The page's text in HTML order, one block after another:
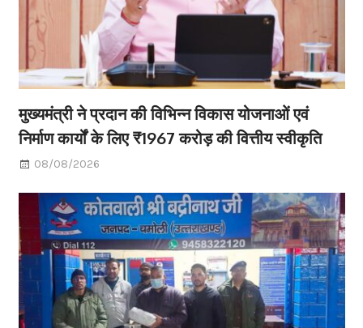
मुख्यमंत्री ने प्रदान की विभिन्न विकास योजनाओं एवं
निर्माण कार्यों के लिए ₹1967 करोड़ की वित्तीय स्वीकृति
08/08/2026